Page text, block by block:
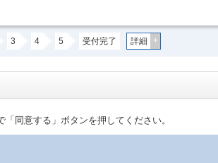
3 4 5 受付完了 詳細 +
同意する」ボタンを押してください。